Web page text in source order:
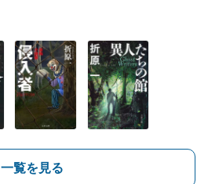
一覧を見る